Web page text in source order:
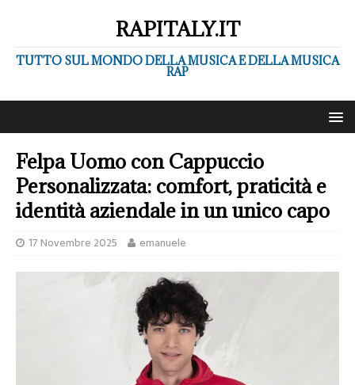
RAPITALY.IT
TUTTO SUL MONDO DELLA MUSICA E DELLA MUSICA
RAP
Felpa Uomo con Cappuccio
Personalizzata: comfort, praticità e
identità aziendale in un unico capo
17 Novembre 2025 emanuele